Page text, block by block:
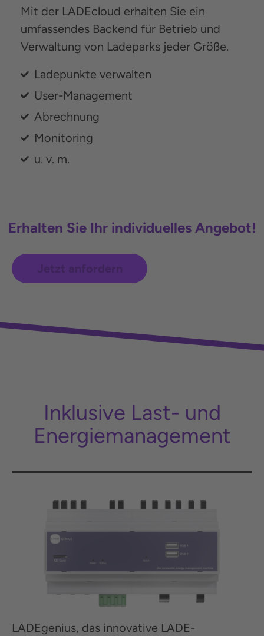
Mit der LADEcloud erhalten Sie ein
umfassendes Backend für Betrieb und
Verwaltung von Ladeparks jeder Größe.
Ladepunkte verwalten
User-Management
Abrechnung
Monitoring
u. v. m.
Erhalten Sie Ihr individuelles Angebot!
Jetzt anfordern
Inklusive Last- und
Energiemanagement
LADEgenius, das innovative LADE-